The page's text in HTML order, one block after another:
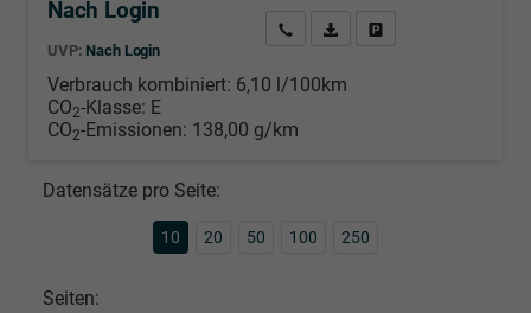
Nach Login
UVP: Nach Login
Wir rufen Sie anPDF-Datei, Fahrzeugexposé
Verbrauch kombiniert: 6,10 l/100km
CO2-Klasse: E
CO2-Emissionen: 138,00 g/km
Datensätze pro Seite:
10 20 50 100 250
Seiten: